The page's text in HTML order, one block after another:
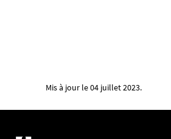
Mis à jour le 04 juillet 2023.